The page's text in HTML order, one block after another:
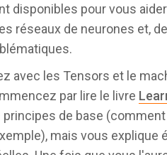
disponibles pour vous
réseaux de neurones et,
avec les Tensors et le
par lire le livre
de base
mais vous